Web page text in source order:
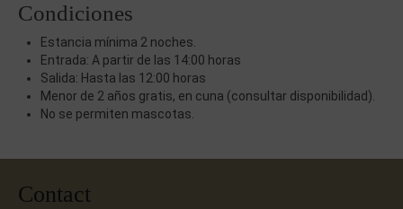
Condiciones
Estancia mínima 2 noches.
Entrada: A partir de las 14:00 horas
Salida: Hasta las 12:00 horas
Menor de 2 años gratis, en cuna (consultar disponibilidad).
No se permiten mascotas.
Contact